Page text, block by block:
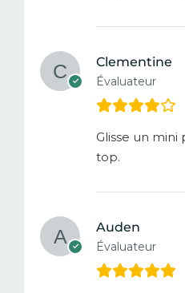
Clementine
Évaluateur
Glisse un mini
top.
Auden
Évaluateur